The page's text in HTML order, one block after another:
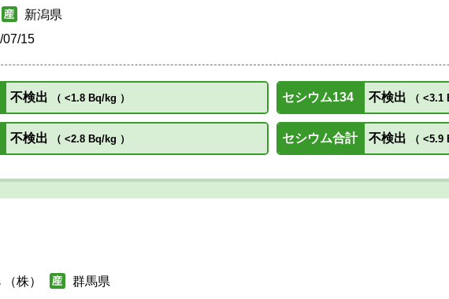
新潟県
07/15
不検出 （ <1.8 Bq/kg ） セシウム134 不検出 （ <3.1
不検出 （ <2.8 Bq/kg ） セシウム合計 不検出 （ <5.9
株）
群馬県